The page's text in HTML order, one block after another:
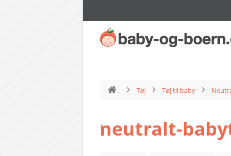
Tøj Tøj til baby
neutralt-